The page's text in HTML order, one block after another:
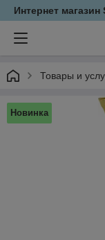
Интернет
Товары и
Новинка